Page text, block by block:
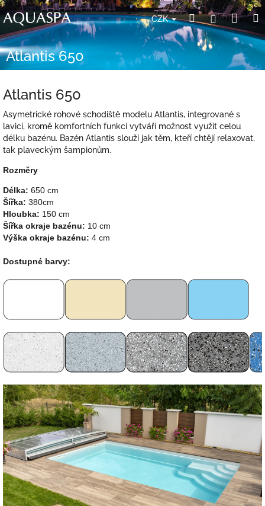
Přejít
na
obsah
CZK HledatPřihlášení
Atlantis 650
Atlantis 650
Asymetrické rohové schodiště modelu Atlantis, integrované s
lavicí, kromě komfortních funkcí vytváří možnost využít celou
délku bazénu. Bazén Atlantis slouží jak těm, kteří chtějí relaxovat,
tak plaveckým šampionům.
Rozměry
Délka:
Šířka:
Hloubka:
Šířka okraje bazénu:
Výška okraje bazénu: 4 cm
Dostupné barvy: